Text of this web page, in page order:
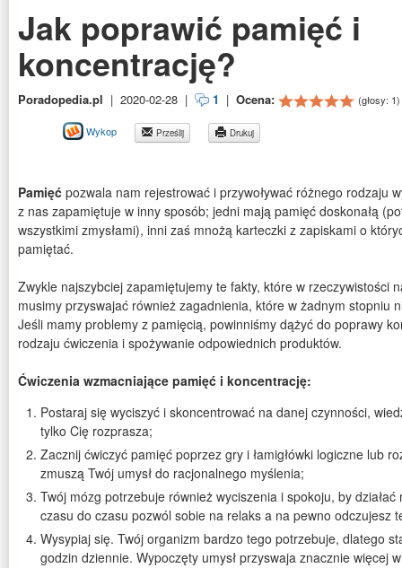
Jak poprawić pamięć i
koncentrację?
Poradopedia.pl | 2020-02-28 | 1 | Ocena: (głosy: 1)
Wykop Prześlij Drukuj
Pamięć pozwala nam rejestrować i przywoływać różnego rodzaju
z nas zapamiętuje w inny sposób; jedni mają pamięć doskonałą
wszystkimi zmysłami), inni zaś mnożą karteczki z zapiskami o
pamiętać.
Zwykle najszybciej zapamiętujemy te fakty, które w rzeczywistości
musimy przyswajać również zagadnienia, które w żadnym stopniu
Jeśli mamy problemy z pamięcią, powinniśmy dążyć do poprawy
rodzaju ćwiczenia i spożywanie odpowiednich produktów.
Ćwiczenia wzmacniające pamięć i koncentrację:
Postaraj się wyciszyć i skoncentrować na danej czynności,
tylko Cię rozprasza;
Zacznij ćwiczyć pamięć poprzez gry i łamigłówki logiczne lub
zmuszą Twój umysł do racjonalnego myślenia;
Twój mózg potrzebuje również wyciszenia i spokoju, by działać
czasu do czasu pozwól sobie na relaks a na pewno odczujesz
Wysypiaj się. Twój organizm bardzo tego potrzebuje, dlatego
godzin dziennie. Wypoczęty umysł przyswaja znacznie więcej